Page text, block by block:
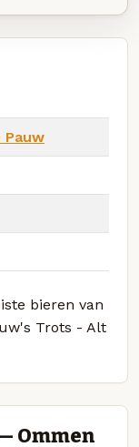
Pauw
bieren van
Trots - Alt
Ommen